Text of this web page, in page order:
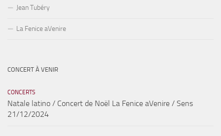
Jean Tubéry
La Fenice aVenire
CONCERT À VENIR
CONCERTS
Natale latino / Concert de Noël La Fenice aVenire / Sens
21/12/2024